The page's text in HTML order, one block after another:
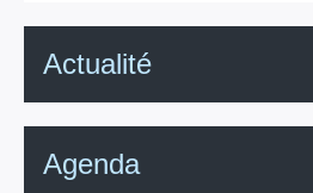
Actualité
Agenda